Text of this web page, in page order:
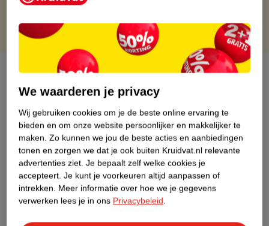
Over dit product
Productinformatie
Etiketinformatie
Nature Impact Score
Dit product heeft (nog) geen Nature
Impact Score.
We waarderen je privacy
Wij gebruiken cookies om je de beste online ervaring te
bieden en om onze website persoonlijker en makkelijker te
maken. Zo kunnen we jou de beste acties en aanbiedingen
tonen en zorgen we dat je ook buiten Kruidvat.nl relevante
advertenties ziet. Je bepaalt zelf welke cookies je
accepteert. Je kunt je voorkeuren altijd aanpassen of
intrekken. Meer informatie over hoe we je gegevens
verwerken lees je in ons Privacybeleid.